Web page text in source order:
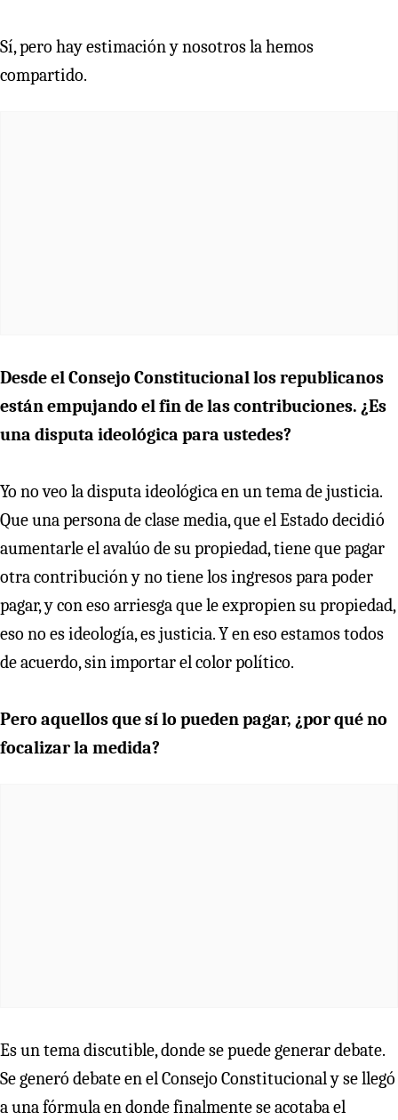
Sí, pero hay estimación y nosotros la hemos
compartido.
Desde el Consejo Constitucional los republicanos
están empujando el fin de las contribuciones. ¿Es
una disputa ideológica para ustedes?
Yo no veo la disputa ideológica en un tema de justicia.
Que una persona de clase media, que el Estado decidió
aumentarle el avalúo de su propiedad, tiene que pagar
otra contribución y no tiene los ingresos para poder
pagar, y con eso arriesga que le expropien su propiedad,
eso no es ideología, es justicia. Y en eso estamos todos
de acuerdo, sin importar el color político.
Pero aquellos que sí lo pueden pagar, ¿por qué no
focalizar la medida?
Es un tema discutible, donde se puede generar debate.
Se generó debate en el Consejo Constitucional y se llegó
a una fórmula en donde finalmente se acotaba el